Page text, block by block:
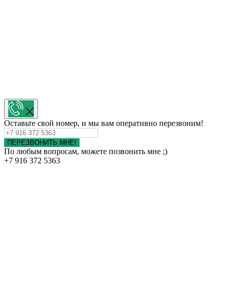
Оставьте свой номер, и мы вам оперативно перезвоним!
ПЕРЕЗВОНИТЬ МНЕ!
По любым вопросам, можете позвонить мне ;)
+7 916 372 5363